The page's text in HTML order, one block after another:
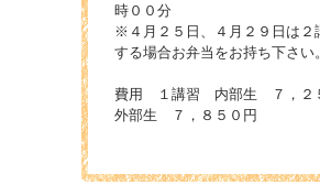
時００分
※４月２５日、４月２９日は２
する場合お弁当をお持ち下さい。
費用 １講習 内部生 ７，２
外部生 ７，８５０円